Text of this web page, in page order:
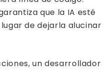
que la IA esté
de dejarla alucinar
un desarrollador